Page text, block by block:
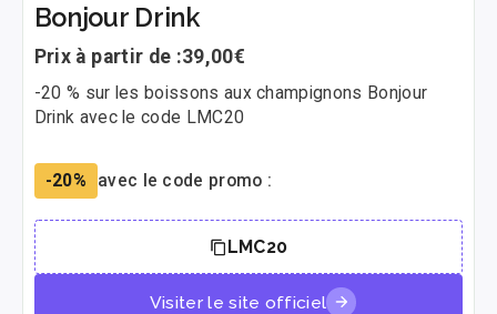
Bonjour Drink
Prix à partir de :39,00€
-20 % sur les boissons aux champignons Bonjour
Drink avec le code LMC20
-20% avec le code promo :
LMC20
Visiter le site officiel